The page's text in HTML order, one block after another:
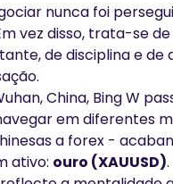
do Mercado
nunca foi
vez disso, trata-se
de disciplina e de
China, Bing W
em diferentes
a forex -
ativo: ouro (XAUUSD).